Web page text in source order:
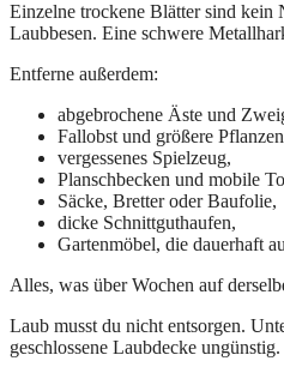
Einzelne trockene Blätter sind kein
Laubbesen. Eine schwere
Entferne außerdem:
abgebrochene Äste und
Fallobst und größere
vergessenes Spielzeug,
Planschbecken und mobile
Säcke, Bretter oder Baufolie,
dicke Schnittguthaufen,
Gartenmöbel, die dauerhaft
Alles, was über Wochen auf
Laub musst du nicht entsorgen.
geschlossene Laubdecke ungünstig.